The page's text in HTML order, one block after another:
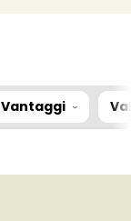
Vantaggi